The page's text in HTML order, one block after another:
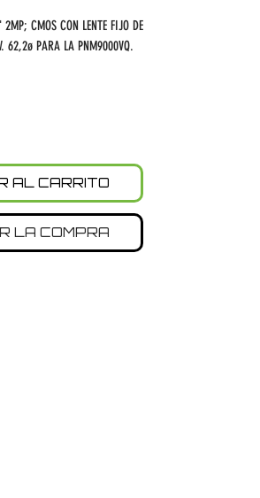
CMOS CON LENTE FIJO DE
62,2ø PARA LA PNM9000VQ.
AL CARRITO
LA COMPRA